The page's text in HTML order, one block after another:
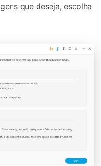
que deseja, escolha